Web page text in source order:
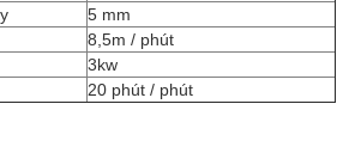
5 mm
8,5m / phút
3kw
20 phút / phút